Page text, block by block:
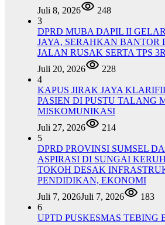
Juli 8, 2026
248
3
DPRD MUBA DAPIL II
JAYA, SERAHKAN BANTOR
JALAN RUSAK SERTA TPS
Juli 20, 2026
228
4
KAPUS JIRAK JAYA
PASIEN DI PUSTU TALANG
MISKOMUNIKASI
Juli 27, 2026
214
5
DPRD PROVINSI SUMSEL
ASPIRASI DI SUNGAI
TOKOH DESAK
PENDIDIKAN, EKONOMI
Juli 7, 2026Juli 7, 2026
183
6
UPTD PUSKESMAS TEBING